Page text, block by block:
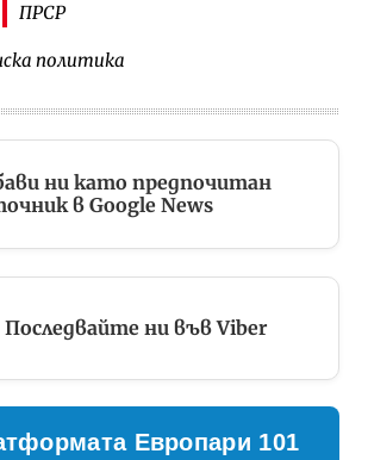
ПРСР
политика
ни като предпочитан
в Google News
Последвайте ни във Viber
Европари 101